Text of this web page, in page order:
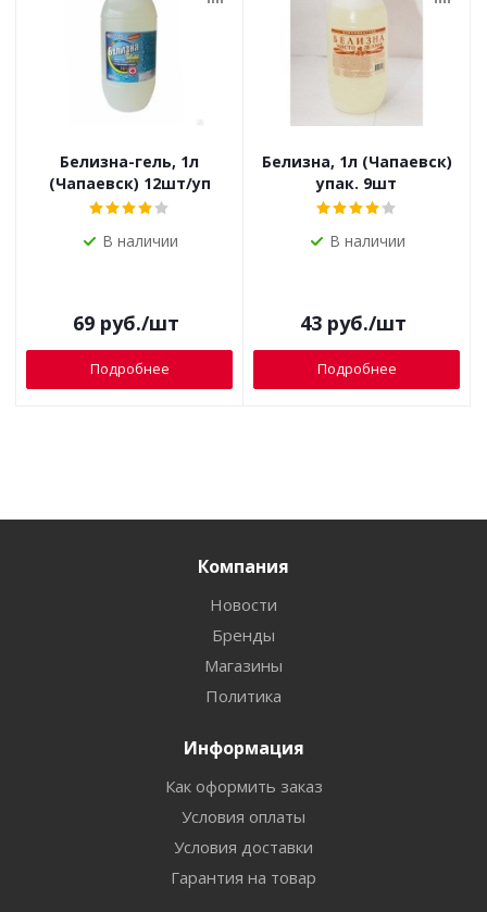
Белизна-гель, 1л
(Чапаевск) 12шт/уп
В наличии
69руб./шт
Подробнее
Белизна, 1л (Чапаевск)
упак. 9шт
В наличии
43руб./шт
Подробнее
Компания
Новости
Бренды
Магазины
Политика
Информация
Как оформить заказ
Условия оплаты
Условия доставки
Гарантия на товар